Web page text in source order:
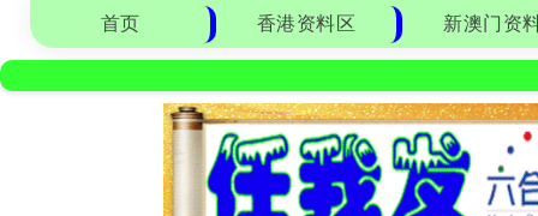
首页 香港资料区 新澳门资